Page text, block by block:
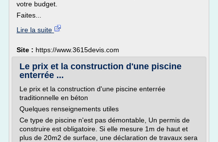
votre budget.
Faites...
Lire la suite
Site : https://www.3615devis.com
Le prix et la construction d'une piscine
enterrée ...
Le prix et la construction d'une piscine enterrée
traditionnelle en béton
Quelques renseignements utiles
Ce type de piscine n'est pas démontable, Un permis de
construire est obligatoire. Si elle mesure 1m de haut et
plus de 20m2 de surface, une déclaration de travaux sera